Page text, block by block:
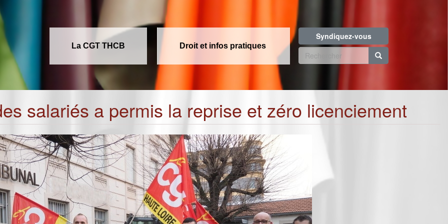
La CGT THCB Droit et infos pratiques
Syndiquez-vous
Formulaire
recherche
salariés a permis la reprise et zéro licenciement